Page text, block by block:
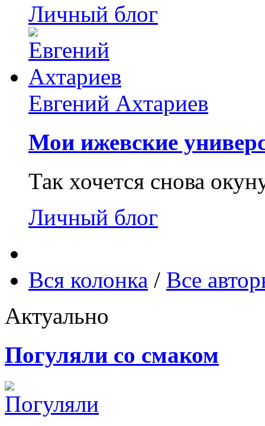
Личный блог
Евгений Ахтариев
Мои ижевские
Так хочется снова
Личный блог
Вся колонка / Все
Актуально
Погуляли со смаком